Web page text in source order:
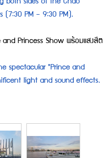
both sides of the Chao
(7:30 PM – 9:30 PM).
and Princess Show พร้อมแสงสีต
spectacular "Prince and
light and sound effects.